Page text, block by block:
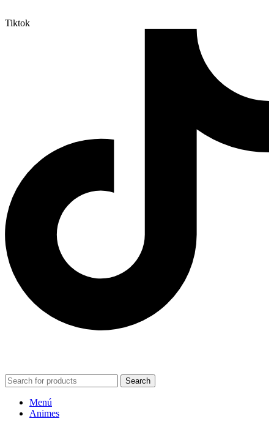
Tiktok
Search
Menú
Animes